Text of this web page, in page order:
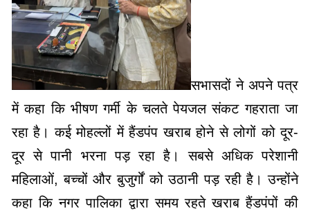
सभासदों ने अपने पत्र
में कहा कि भीषण गर्मी के चलते पेयजल संकट गहराता जा
रहा है। कई मोहल्लों में हैंडपंप खराब होने से लोगों को दूर-
दूर से पानी भरना पड़ रहा है। सबसे अधिक परेशानी
महिलाओं, बच्चों और बुजुर्गों को उठानी पड़ रही है। उन्होंने
कहा कि नगर पालिका द्वारा समय रहते खराब हैंडपंपों की